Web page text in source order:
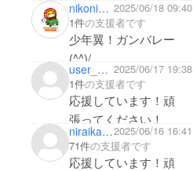
い。、がんばれー！
nikonikorentacar_haebaruteruya 2025/06/18 09:40
1件の支援者です
少年翼！ガンバレー
(^^)/
コースケ！暑い中、審
判、大変だけどガンバ
レ(^^♪
user_0166c2cf5894 2025/06/17 19:38
1件の支援者です
応援しています！頑
張ってください！
niraikariyushi2206292025/06/16 16:41
71件の支援者です
応援しています！頑